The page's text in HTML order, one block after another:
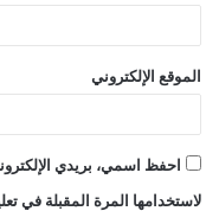
الموقع الإلكتروني
احفظ اسمي، بريدي
لاستخدامها المرة المقبلة في